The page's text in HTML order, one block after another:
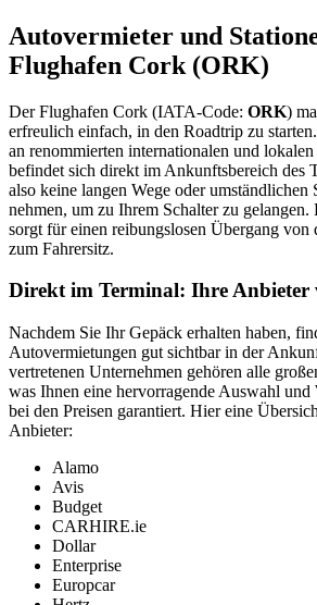
Autovermieter und
Flughafen Cork (ORK)
Der Flughafen Cork (IATA-Code: ORK)
erfreulich einfach, in den Roadtrip zu
an renommierten internationalen und
befindet sich direkt im Ankunftsbereich des
also keine langen Wege oder
nehmen, um zu Ihrem Schalter zu gelangen.
sorgt für einen reibungslosen Übergang von
zum Fahrersitz.
Direkt im Terminal: Ihre
Nachdem Sie Ihr Gepäck erhalten haben,
Autovermietungen gut sichtbar in der
vertretenen Unternehmen gehören alle
was Ihnen eine hervorragende Auswahl
bei den Preisen garantiert. Hier eine
Anbieter:
Alamo
Avis
Budget
CARHIRE.ie
Dollar
Enterprise
Europcar